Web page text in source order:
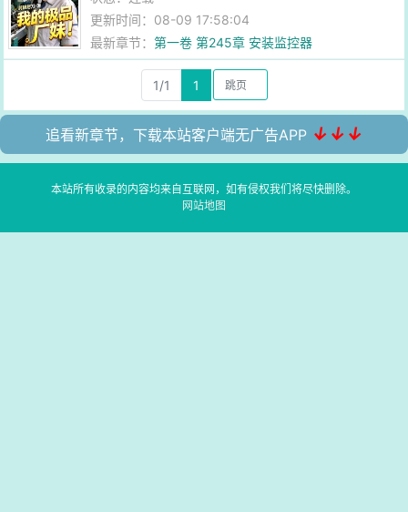
更新时间：08-09 17:58:04
最新章节：第一卷 第245章 安装监控器
1/1 1
追看新章节，下载本站客户端无广告APP ↓↓↓
本站所有收录的内容均来自互联网，如有侵权我们将尽快删除。
网站地图